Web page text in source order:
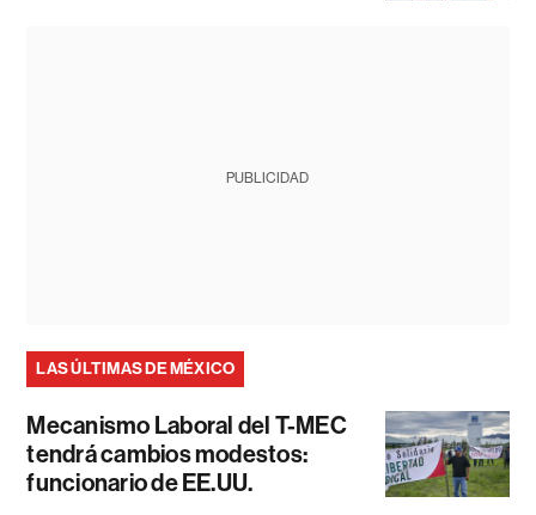
PUBLICIDAD
LAS ÚLTIMAS DE MÉXICO
Mecanismo Laboral del T-MEC
tendrá cambios modestos:
funcionario de EE.UU.